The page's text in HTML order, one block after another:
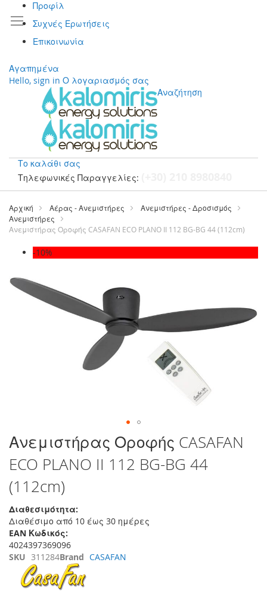
Προφίλ
Συχνές Ερωτήσεις
Επικοινωνία
Αγαπημένα
Hello, sign in Ο λογαριασμός σας
Αναζήτηση
Το καλάθι σας
Τηλεφωνικές Παραγγελίες:
Μετάβαση
περιεχόμενο
Αρχική Αέρας - Ανεμιστήρες
Ανεμιστήρες - Δροσισμός
Ανεμιστήρες
Ανεμιστήρας Οροφής CASAFAN ECO PLANO II 112 BG-BG 44 (112cm)
Μετάβαση
τέλος
της
συλλογής
-10%
Μετάβαση
στην
αρχή
της
συλλογής
εικόνων
Ανεμιστήρας Οροφής CASAFAN
ECO PLANO II 112 BG-BG 44
(112cm)
Διαθεσιμότητα:
Διαθέσιμο από 10 έως 30 ημέρες
EAN Κωδικός:
4024397369096
SKU 311284Brand CASAFAN